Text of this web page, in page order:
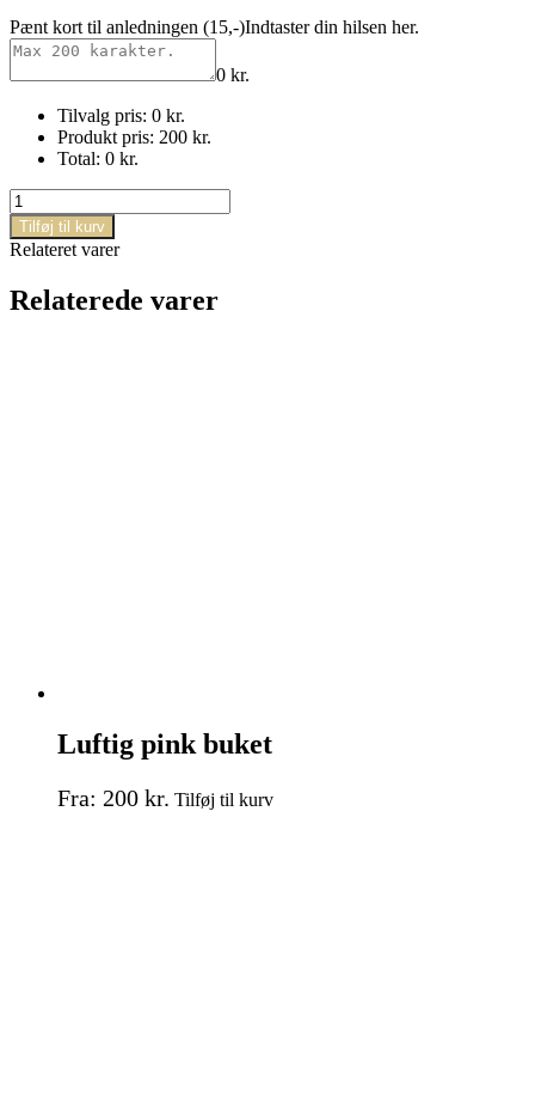
Pænt kort til anledningen (15,-)Indtaster din hilsen her.
0 kr.
Tilvalg pris: 0 kr.
Produkt pris: 200 kr.
Total: 0 kr.
Den
yndige
lilla
antal
Tilføj til kurv
Relateret varer
Relaterede varer
Luftig pink buket
Fra: 200 kr. Tilføj til kurvDette